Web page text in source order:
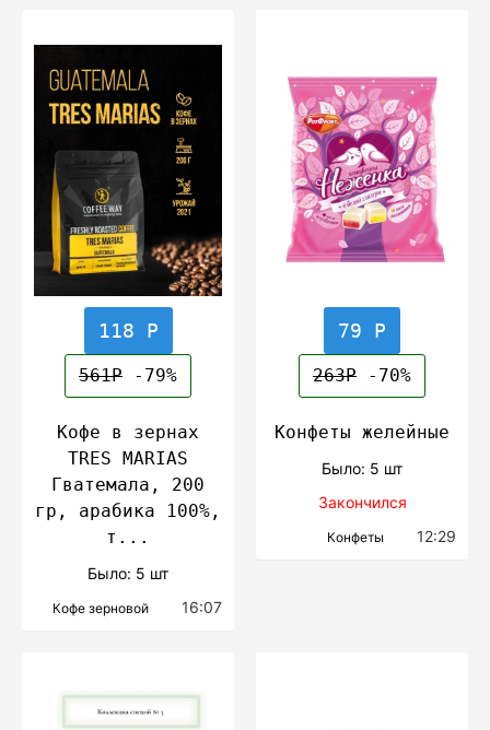
118 Р
561Р -79%
Кофе в зернах
TRES MARIAS
Гватемала, 200
гр, арабика 100%,
т...
Было: 5 шт
Кофе зерновой 16:07
79 Р
263Р -70%
Конфеты желейные
Было: 5 шт
Закончился
Конфеты 12:29